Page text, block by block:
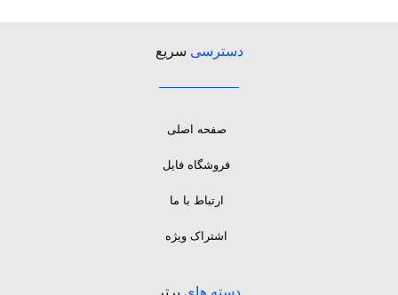
دسترسی سریع
صفحه اصلی
فروشگاه فایل
ارتباط با ما
اشتراک ویژه